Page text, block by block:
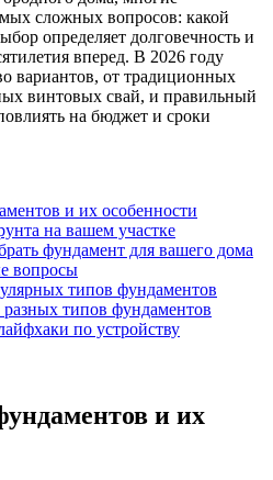
сложных вопросов: какой
определяет долговечность и
вперед. В 2026 году
вариантов, от традиционных
винтовых свай, и правильный
на бюджет и сроки
и их особенности
на вашем участке
фундамент для вашего дома
вопросы
типов фундаментов
типов фундаментов
по устройству
и их